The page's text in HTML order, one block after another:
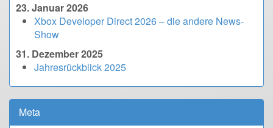
23. Januar 2026
Xbox Developer Direct 2026 – die andere News-
Show
31. Dezember 2025
Jahresrückblick 2025
Meta